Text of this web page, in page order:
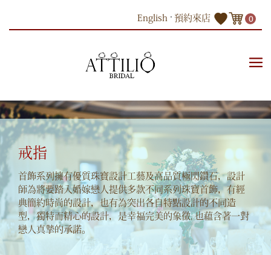
English 預約來店 0
配搭首飾 戒指
戒指
首飾系列擁有優質珠寶設計工藝及高品質極閃鑽石，設計
師為將要踏入婚嫁戀人提供多款不同系列珠寶首飾，有經
典簡約時尚的設計，也有為突出各自特點設計的不同造
型，獨特而精心的設計，是幸福完美的象徵, 也蘊含著一對
戀人真摯的承諾。